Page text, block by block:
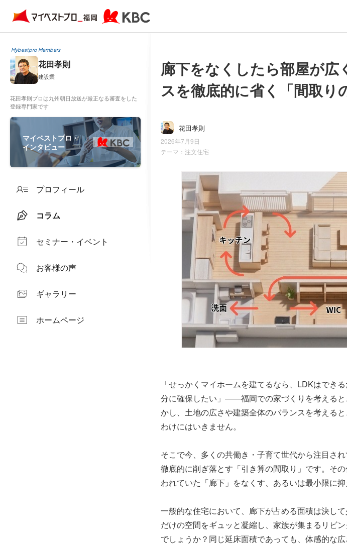
Mybestpro Members
花田孝則
建設業
花田孝則プロは九州朝日放送が厳正なる審査をした
登録専門家です
マイベストプロ・
インタビュー
プロフィール
コラム
セミナー・イベント
お客様の声
ギャラリー
ホームページ
廊下をなくしたら部屋が
スを徹底的に省く「間取り
花田孝則
2026年7月9日
テーマ： 注文住宅
「せっかくマイホームを建てるなら、LDKはでき
分に確保したい」――福岡での家づくりを考える
かし、土地の広さや建築全体のバランスを考える
わけにはいきません。
そこで今、多くの共働き・子育て世代から注目さ
徹底的に削ぎ落とす「引き算の間取り」です。そ
われていた「廊下」をなくす、あるいは最小限に抑
一般的な住宅において、廊下が占める面積は決し
だけの空間をギュッと凝縮し、家族が集まるリビ
でしょうか？同じ延床面積であっても、体感的な